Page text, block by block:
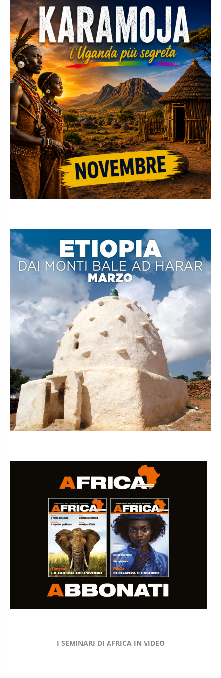
I SEMINARI DI AFRICA IN VIDEO